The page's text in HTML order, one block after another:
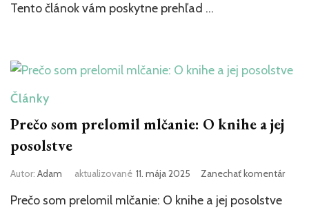
Tento článok vám poskytne prehľad …
Články
Prečo som prelomil mlčanie: O knihe a jej
posolstve
Autor: Adam aktualizované 11. mája 2025 Zanechať komentárk
Prečo som prelomil mlčanie: O knihe a jej posolstve